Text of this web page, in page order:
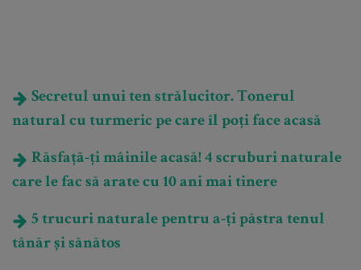
Secretul unui ten strălucitor. Tonerul
natural cu turmeric pe care îl poți face acasă
Răsfață-ți mâinile acasă! 4 scruburi naturale
care le fac să arate cu 10 ani mai tinere
5 trucuri naturale pentru a-ți păstra tenul
tânăr și sănătos